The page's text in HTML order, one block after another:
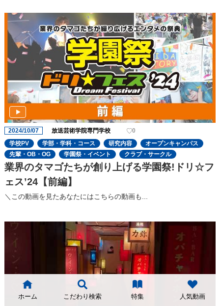
2024/10/07 放送芸術学院専門学校
0
学校PV
学部・学科・コース 研究内容
オープンキャンパス
先輩・OB・OG
学園祭・イベント クラブ・サークル
業界のタマゴたちが創り上げる学園祭!ドリ☆フ
ェスʼ24【前編】
＼この動画を見たあなたにはこちらの動画も...
ホーム こだわり検索 特集 人気動画